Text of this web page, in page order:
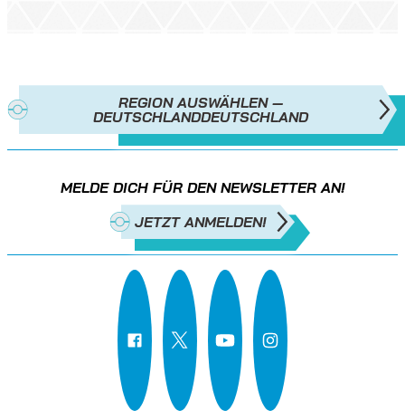
REGION AUSWÄHLEN —
DEUTSCHLANDDEUTSCHLAND
MELDE DICH FÜR DEN NEWSLETTER AN!
JETZT ANMELDEN!